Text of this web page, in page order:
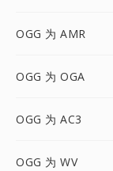
OGG 为 AMR
OGG 为 OGA
OGG 为 AC3
OGG 为 WV